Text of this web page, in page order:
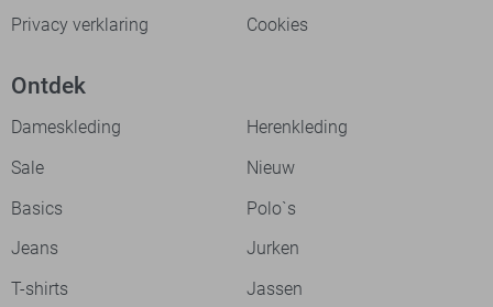
Privacy verklaring
Cookies
Ontdek
Dameskleding
Herenkleding
Sale
Nieuw
Basics
Polo`s
Jeans
Jurken
T-shirts
Jassen